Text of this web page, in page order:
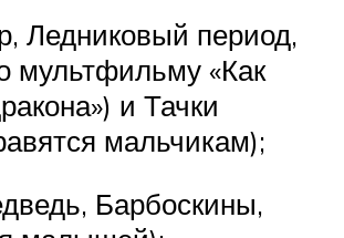
Ледниковый период,
мультфильму «Как
и Тачки
мальчикам);
Барбоскины,